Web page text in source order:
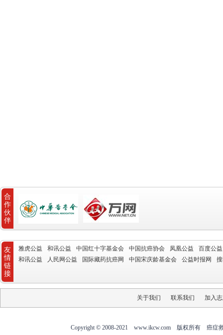
合
作
伙
伴
友
情
链
接
雅虎公益 和讯公益 中国红十字基金会 中国抗癌协会 凤凰公益
百度公益
和讯公益
人民网公益 国际藏药抗癌网 中国宋庆龄基金会 公益时报网
关于我们 联系我们 加入
Copyright © 2008-2021 www.ikcw.com 版权所有 癌症